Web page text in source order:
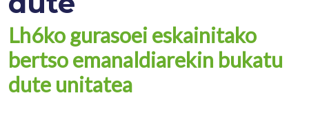
Lh6ko gurasoei eskainitako
bertso emanaldiarekin bukatu
dute unitatea